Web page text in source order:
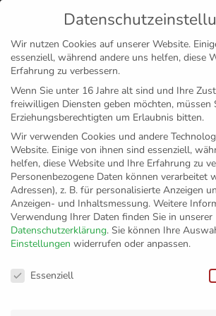
MENÜ
Datenschutz­
Wir nutzen Cookies auf unserer Website.
essenziell, während andere uns helfen, diese
Erfahrung zu verbessern.
Wenn Sie unter 16 Jahre alt sind und Ihre
freiwilligen Diensten geben möchten, müssen
Erziehungsberechtigten um Erlaubnis bitten.
Wir verwenden Cookies und andere
Website. Einige von ihnen sind essenziell,
helfen, diese Website und Ihre Erfahrung zu
Personenbezogene Daten können verarbeitet
Adressen), z. B. für personalisierte Anzeigen
Anzeigen- und Inhaltsmessung. Weitere
Verwendung Ihrer Daten finden Sie in unserer
Datenschutzerklärung. Sie können Ihre
Einstellungen widerrufen oder anpassen.
Datenschutzeinstellungen
Essenziell